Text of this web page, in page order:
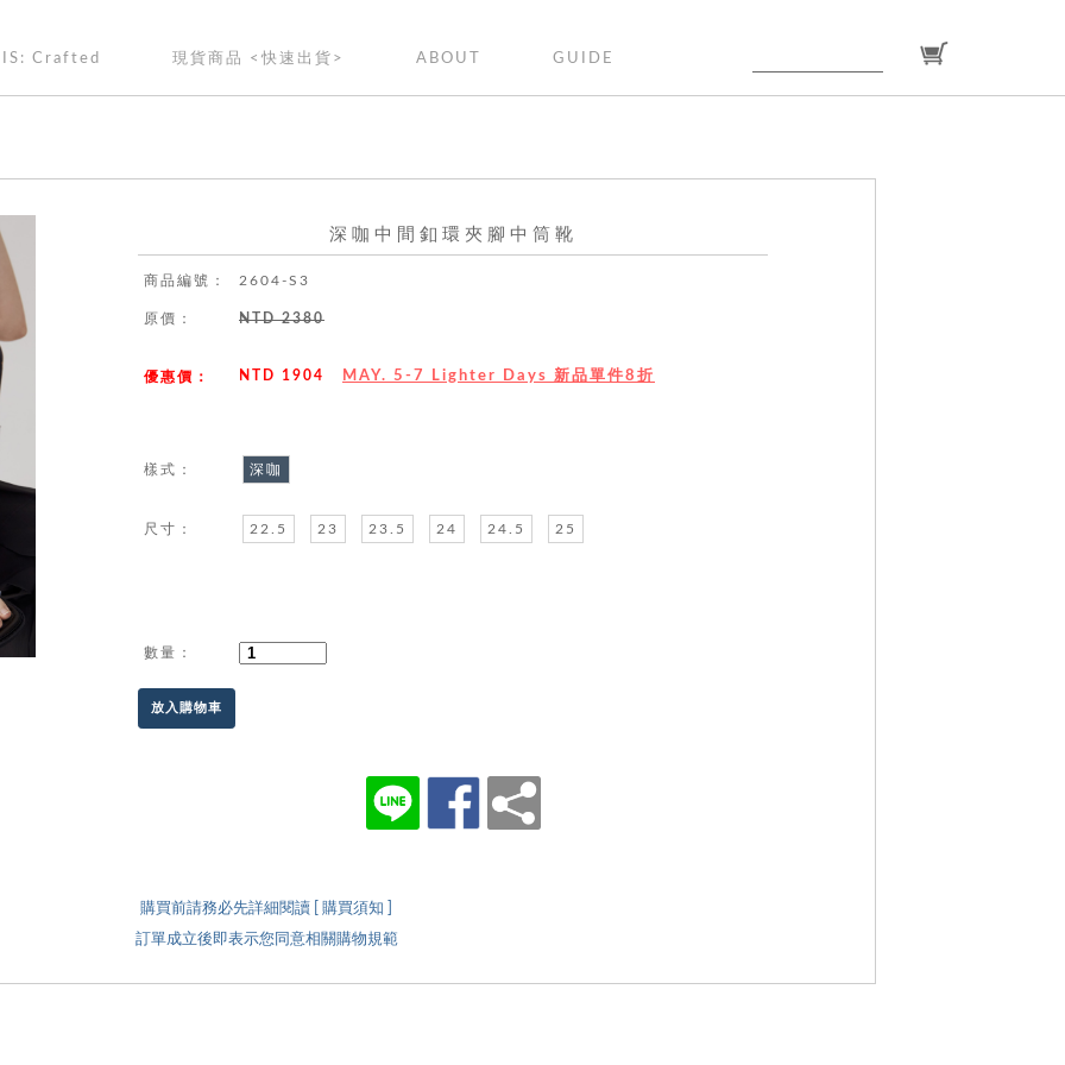
Crafted 現貨商品 <快速出貨> ABOUT GUIDE
深咖中間釦環夾腳中筒靴
商品編號： 2604-S3
原價： NTD 2380
優惠價： NTD 1904 MAY. 5-7 Lighter Days 新品單件8折
樣式： 深咖
尺寸： 22.5 23 23.5 24 24.5 25
數量：
放入購物車
購買前請務必先詳細閱讀 [ 購買須知 ]
訂單成立後即表示您同意相關購物規範